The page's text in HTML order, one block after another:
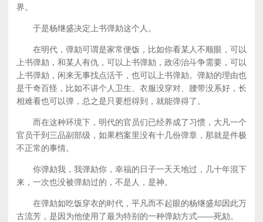
界。
于是杨继盛决定上书弹劾这个人。
在明代，弹劾可谓是家常便饭，比如你看某人不顺眼，可以
上书弹劾，和某人有仇，可以上书弹劾，政④治斗争需要，可以
上书弹劾，闲来无事找点活干，也可以上书弹劾。弹劾的理由也
是千奇百怪，比如不讲个人卫生、衣服没穿对、腰带没系好，长
相难看也可以弹，总之是只要想得到，就能弹得了。
而在这种环境下，明代的官员们已经养成了习惯，大凡一个
官员干到三品副部级，如果档案里没有十几份弹章，那就是件极
不正常的事情。
你弹劾我，我弹劾你，幸福的日子一天天地过，几十年混下
来，一次也没被弹劾过的，不是人，是神。
在弹劾如吃饭穿衣的时代，平凡而不起眼的杨继盛却因此万
古流芳，是因为他使用了最为特别的一种弹劾方式——死劾。